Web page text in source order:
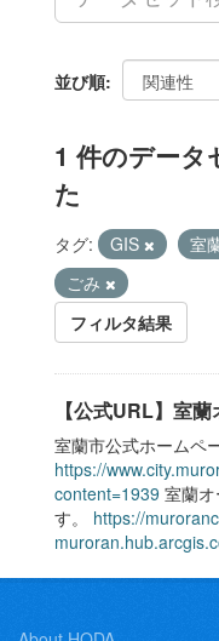
並び順
1 件のデータ
た
タグ: GIS 室
ごみ
フィルタ結果
【公式URL】室
室蘭市公式ホームペ
https://
content=1939 室蘭
す。 https://